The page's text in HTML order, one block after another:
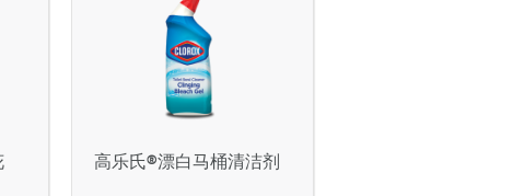
高乐氏®漂白马桶清洁剂